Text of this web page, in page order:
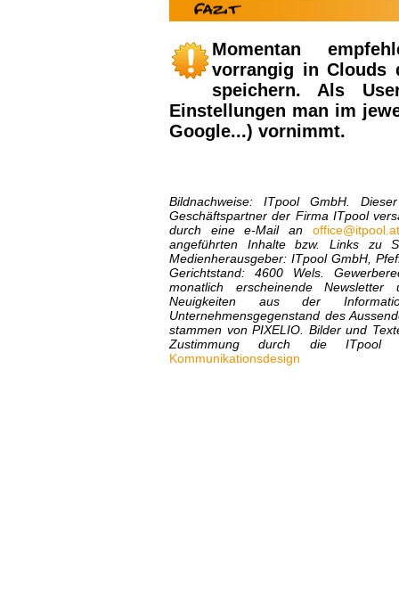
Momentan
vorrangig in Clouds
speichern. Als
Einstellungen man im
Google...) vornimmt.
Bildnachweise: ITpool GmbH .
Geschäftspartner der Firma ITpool
durch eine e-Mail an office@itpool.at
angeführten Inhalte bzw. Links zu
Medienherausgeber: ITpool GmbH,
Gerichtstand: 4600 Wels.
monatlich erscheinende
Neuigkeiten aus der
Unternehmensgegenstand des
stammen von PIXELIO. Bilder und
Zustimmung durch die ITpool
Kommunikationsdesign